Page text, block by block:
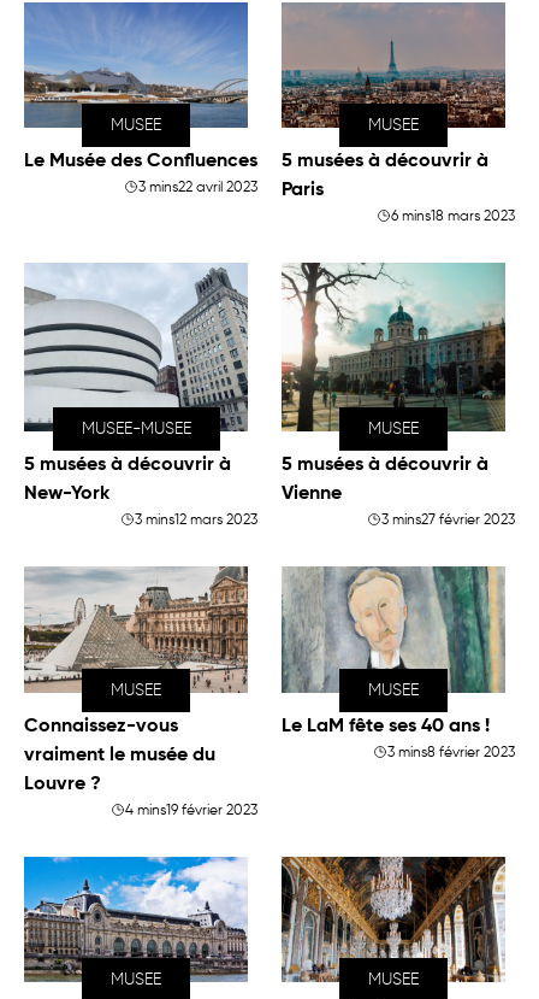
MUSEE
Le Musée des Confluences
3 mins22 avril 2023
MUSEE
5 musées à découvrir à
Paris
6 mins 18 mars 2023
MUSEE-MUSEE
5 musées à découvrir à
New-York
3 mins12 mars 2023
MUSEE
5 musées à découvrir à
Vienne
3 mins27 février 2023
MUSEE
Connaissez-vous
vraiment le musée du
Louvre ?
4 mins19 février 2023
MUSEE
Le LaM fête ses 40 ans !
3 mins8 février 2023
MUSEE MUSEE